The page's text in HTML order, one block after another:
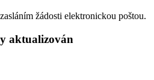
žádosti elektronickou poštou.
aktualizován